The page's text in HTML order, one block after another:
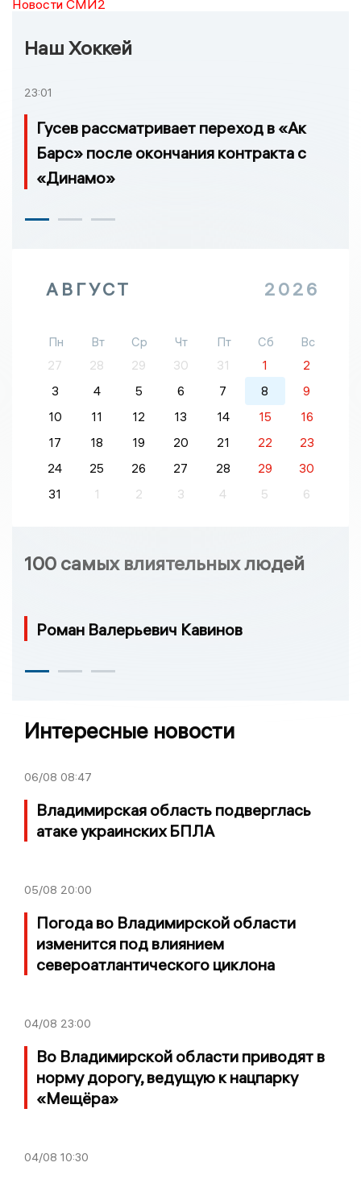
Новости СМИ2
Наш Хоккей
23:01
Гусев рассматривает переход в «Ак
Барс» после окончания контракта с
«Динамо»
АВГУСТ 2026
Пн Вт Ср Чт Пт Сб
Вс
27
28 29 30 31 1
2
3
4 5 6 7 8
9
10
11 12 13 14 15
16
17
18 19 20 21 22
23
24
25 26 27 28 29
30
31
1 2 3 4 5 6
100 самых влиятельных людей
Роман Валерьевич Кавинов
Интересные новости
06/08 08:47
Владимирская область подверглась
атаке украинских БПЛА
05/08 20:00
Погода во Владимирской области
изменится под влиянием
североатлантического циклона
04/08 23:00
Во Владимирской области приводят в
норму дорогу, ведущую к нацпарку
«Мещёра»
04/08 10:30